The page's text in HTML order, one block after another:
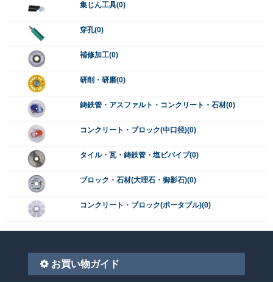
集じん工具(0)
穿孔(0)
補修加工(0)
研削・研磨(0)
鋳鉄管・アスファルト・コンクリート・石材(0)
コンクリート・ブロック(中口径)(0)
タイル・瓦・鋳鉄管・塩ビパイプ(0)
ブロック・石材(大理石・御影石)(0)
コンクリート・ブロック(ポータブル)(0)
お買い物ガイド